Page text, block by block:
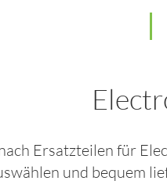
Ersatzteilen für
und bequem